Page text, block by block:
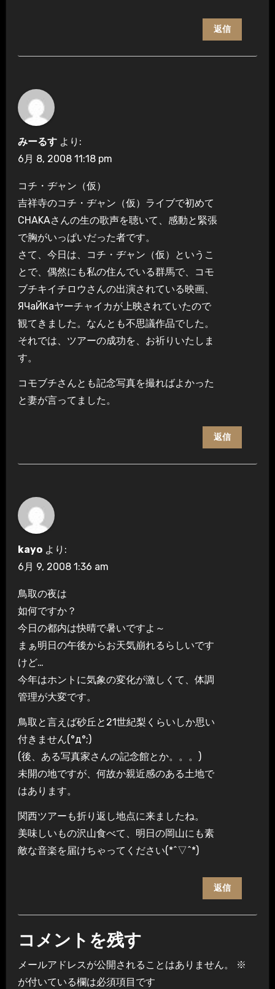
返信
みーるす より:
6月 8, 2008 11:18 pm
コチ・ヂャン（仮）
吉祥寺のコチ・ヂャン（仮）ライブで初めて
CHAKAさんの生の歌声を聴いて、感動と緊張
で胸がいっぱいだった者です。
さて、今日は、コチ・ヂャン（仮）というこ
とで、偶然にも私の住んでいる群馬で、コモ
ブチキイチロウさんの出演されている映画、
ЯЧаЙКаヤーチャイカが上映されていたので
観てきました。なんとも不思議作品でした。
それでは、ツアーの成功を、お祈りいたしま
す。
コモブチさんとも記念写真を撮ればよかった
と妻が言ってました。
返信
kayo より:
6月 9, 2008 1:36 am
鳥取の夜は
如何ですか？
今日の都内は快晴で暑いですよ～
まぁ明日の午後からお天気崩れるらしいです
けど…
今年はホントに気象の変化が激しくて、体調
管理が大変です。
鳥取と言えば砂丘と21世紀梨くらいしか思い
付きません(°д°;)
(後、ある写真家さんの記念館とか。。。)
未開の地ですが、何故か親近感のある土地で
はあります。
関西ツアーも折り返し地点に来ましたね。
美味しいもの沢山食べて、明日の岡山にも素
敵な音楽を届けちゃってください(*^▽^*)
返信
コメントを残す
メールアドレスが公開されることはありません。
※
が付いている欄は必須項目です